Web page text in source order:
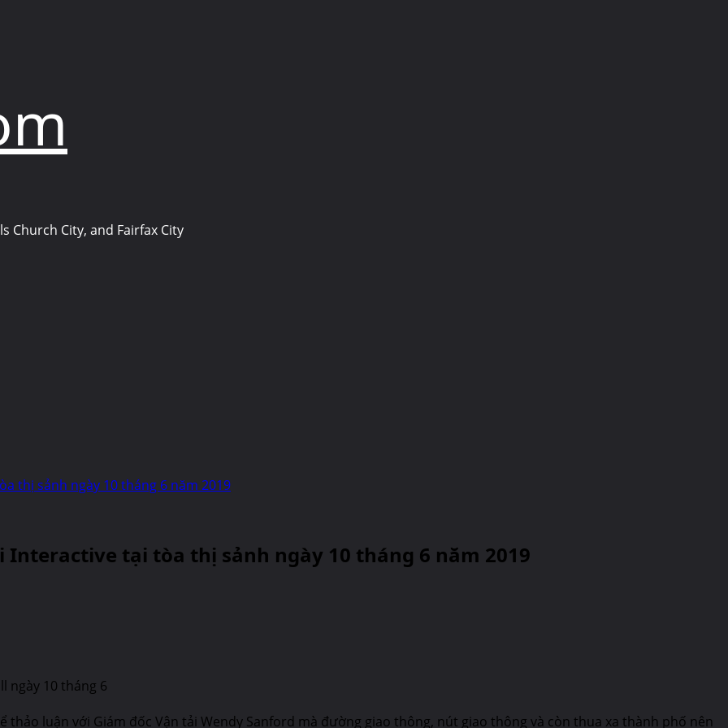
Church City, and Fairfax City
thị sảnh ngày 10 tháng 6 năm 2019
tại tòa thị sảnh ngày 10 tháng 6 năm 2019
ngày 10 tháng 6
thảo luận với Giám đốc Vận tải Wendy Sanford mà đường giao thông, nút giao thông và còn thua xa thành phố nên